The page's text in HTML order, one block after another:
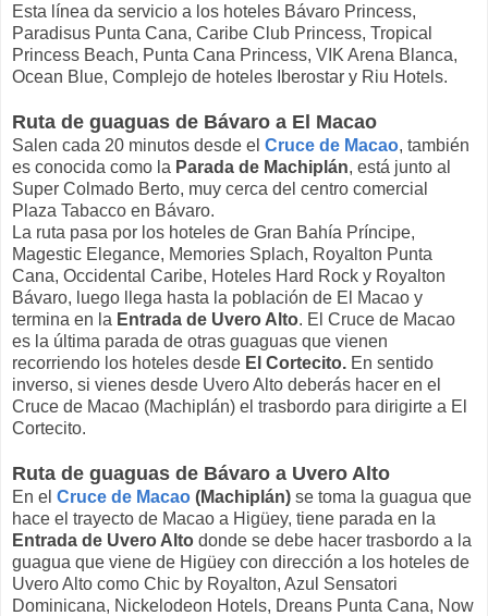
Esta línea da servicio a los hoteles Bávaro Princess,
Paradisus Punta Cana, Caribe Club Princess, Tropical
Princess Beach, Punta Cana Princess, VIK Arena Blanca,
Ocean Blue, Complejo de hoteles Iberostar y Riu Hotels.
Ruta de guaguas de Bávaro a El Macao
Salen cada 20 minutos desde el Cruce de Macao, también
es conocida como la Parada de Machiplán, está junto al
Super Colmado Berto, muy cerca del centro comercial
Plaza Tabacco en Bávaro.
La ruta pasa por los hoteles de Gran Bahía Príncipe,
Magestic Elegance, Memories Splach, Royalton Punta
Cana, Occidental Caribe, Hoteles Hard Rock y Royalton
Bávaro, luego llega hasta la población de El Macao y
termina en la Entrada de Uvero Alto. El Cruce de Macao
es la última parada de otras guaguas que vienen
recorriendo los hoteles desde El Cortecito. En sentido
inverso, si vienes desde Uvero Alto deberás hacer en el
Cruce de Macao (Machiplán) el trasbordo para dirigirte a El
Cortecito.
Ruta de guaguas de Bávaro a Uvero Alto
En el Cruce de Macao (Machiplán) se toma la guagua que
hace el trayecto de Macao a Higüey, tiene parada en la
Entrada de Uvero Alto donde se debe hacer trasbordo a la
guagua que viene de Higüey con dirección a los hoteles de
Uvero Alto como Chic by Royalton, Azul Sensatori
Dominicana, Nickelodeon Hotels, Dreans Punta Cana, Now